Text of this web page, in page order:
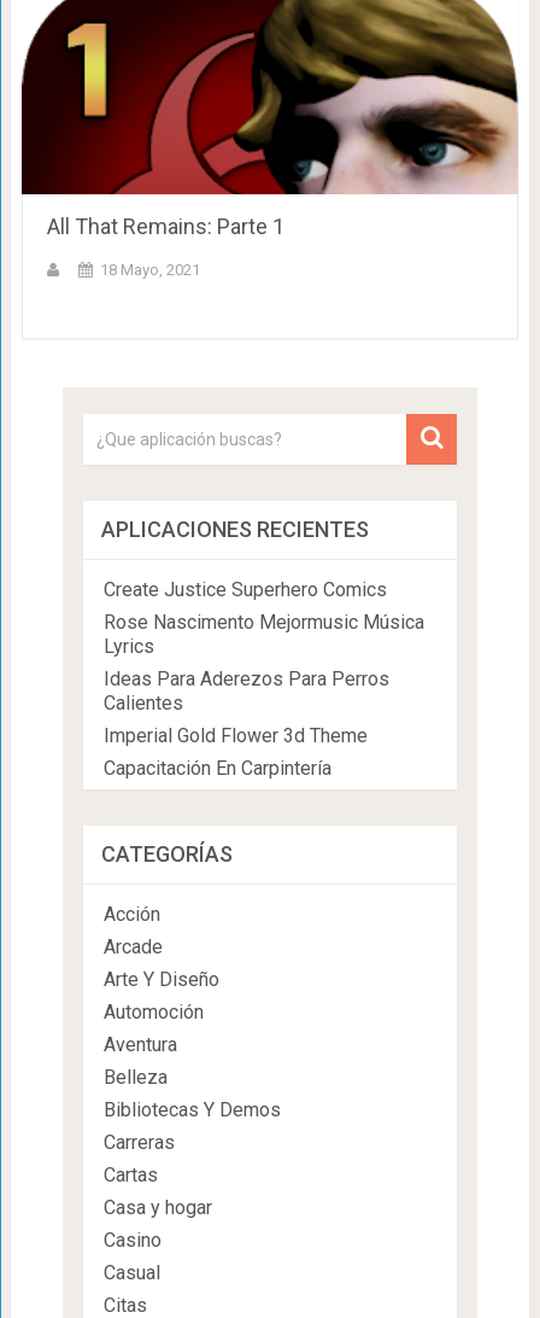
All That Remains: Parte 1
18 Mayo, 2021
APLICACIONES RECIENTES
Create Justice Superhero Comics
Rose Nascimento Mejormusic Música
Lyrics
Ideas Para Aderezos Para Perros
Calientes
Imperial Gold Flower 3d Theme
Capacitación En Carpintería
CATEGORÍAS
Acción
Arcade
Arte Y Diseño
Automoción
Aventura
Belleza
Bibliotecas Y Demos
Carreras
Cartas
Casa y hogar
Casino
Casual
Citas